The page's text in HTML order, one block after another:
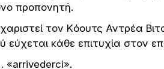
προπονητή.
τον Kόουτς Αντρέα
εύχεται κάθε επιτυχία στον
«arrivederci».